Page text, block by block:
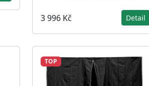
3 996 Kč Detail
TOP